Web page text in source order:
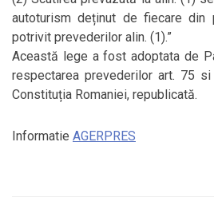
autoturism deținut de fiecare din
potrivit prevederilor alin. (1).”
Această lege a fost adoptata de
respectarea prevederilor art. 75
Constituția Romaniei, republicată.
Informatie AGERPRES